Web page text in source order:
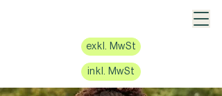
exkl. MwSt
inkl. MwSt